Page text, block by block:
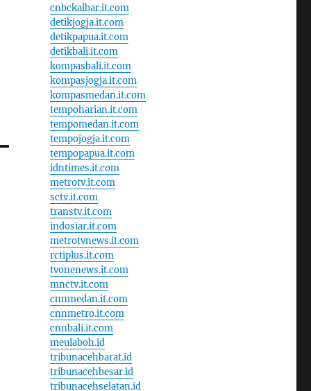
cnbckalbar.it.com
detikjogja.it.com
detikpapua.it.com
detikbali.it.com
kompasbali.it.com
kompasjogja.it.com
kompasmedan.it.com
tempoharian.it.com
tempomedan.it.com
tempojogja.it.com
tempopapua.it.com
idntimes.it.com
metrotv.it.com
sctv.it.com
transtv.it.com
indosiar.it.com
metrotvnews.it.com
rctiplus.it.com
tvonenews.it.com
mnctv.it.com
cnnmedan.it.com
cnnmetro.it.com
cnnbali.it.com
meulaboh.id
tribunacehbarat.id
tribunacehbesar.id
tribunacehselatan.id